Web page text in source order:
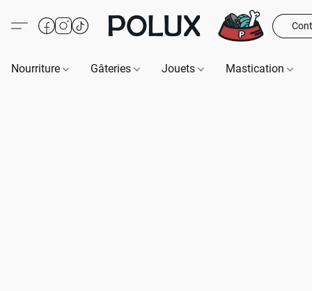
Nourriture Gâteries Jouets Mastication